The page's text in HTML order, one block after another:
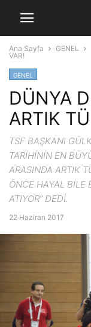
Ana Sayfa GENEL
VAR!
GENEL
DÜNYA
ARTIK
TSF BAŞKANI
TARİHİNİN EN
ARASINDA ARTIK
ÖNCE HAYAL BİLE
ATIYOR” DEDİ.
22 Haziran 2017